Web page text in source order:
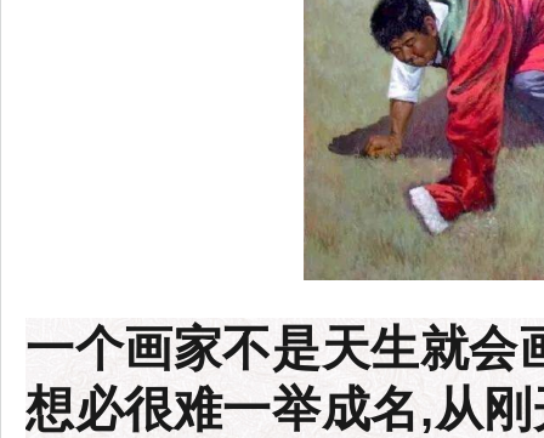
一个画家不是天生就会
想必很难一举成名,从